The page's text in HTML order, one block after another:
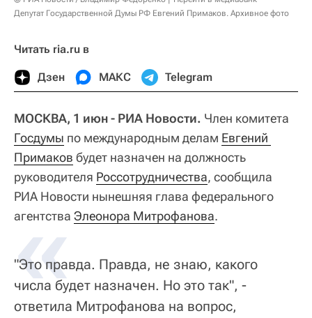
Депутат Государственной Думы РФ Евгений Примаков. Архивное фото
Читать ria.ru в
Дзен МАКС Telegram
МОСКВА, 1 июн - РИА Новости. Член комитета
Госдумы по международным делам Евгений
Примаков будет назначен на должность
руководителя Россотрудничества, сообщила
РИА Новости нынешняя глава федерального
агентства Элеонора Митрофанова.
«
"Это правда. Правда, не знаю, какого
числа будет назначен. Но это так", -
ответила Митрофанова на вопрос,